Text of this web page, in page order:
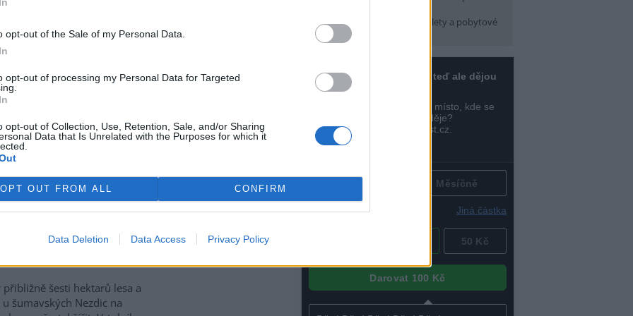
opt-out of the Sale of my Personal Data.
opt-out of processing my Personal Data for Targeted
opt-out of Collection, Use, Retention, Sale, and/or Sharing
Data that Is Unrelated with the Purposes for which it
OPT OUT FROM ALL CONFIRM
Data Deletion Data Access Privacy Policy
Straka pro jejich
provoz kvůli nízké
tepelné elektrárny
svůj provoz kvůli vlně
nízké hladině vody v řece
používají k chlazení.
to tisková agenturaPAP,
Kozienice a Polaniec.
Šumavě
přibližně šesti hektarů lesa a
šumavských Nezdic na
Farma CityCamp
(Tábory, výlety a pobytové
akce, Praha 10 )